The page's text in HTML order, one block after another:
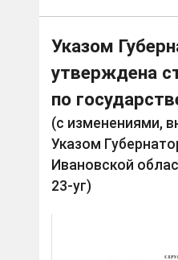
Указом
утверждена
по
(с изменениями,
Указом
Ивановской
23-уг)